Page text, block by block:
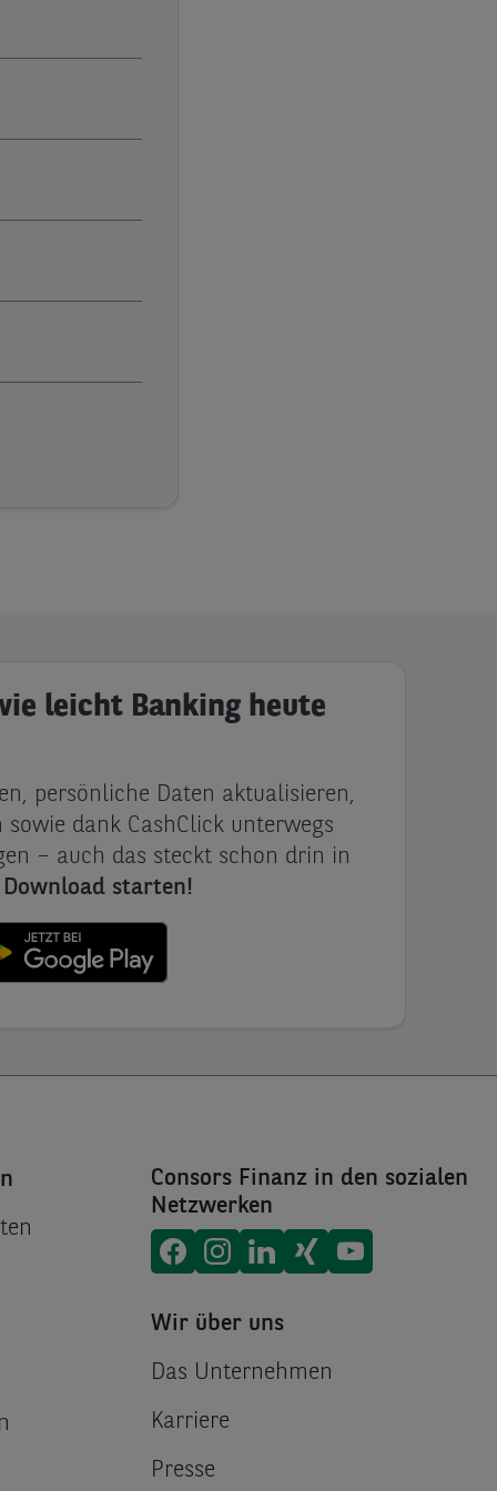
leicht Banking heute
persönliche Daten aktualisieren,
dank CashClick unterwegs
– auch das steckt schon drin in
Download starten!
Consors Finanz in den sozialen
Netzwerken
Consors Finanz aufFacebook
Consors Finanz auf
Consors Finanz auf
Consors Finanz auf
Consors Finanz
Wir über uns
Das Unternehmen
Karriere
Presse